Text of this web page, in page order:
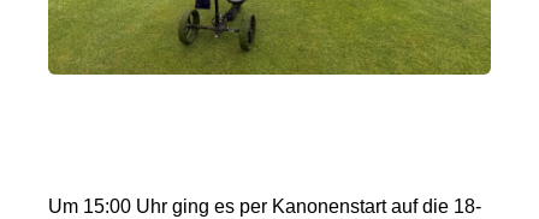
Um 15:00 Uhr ging es per Kanonenstart auf die 18-